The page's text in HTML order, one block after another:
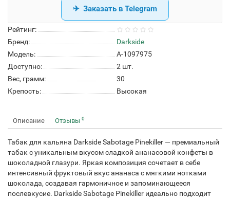
Рейтинг:
Бренд:
Darkside
Модель:
A-1097975
Доступно:
2 шт.
Вес, грамм:
30
Крепость:
Высокая
Заказать в Telegram
Описание Отзывы 0
Табак для кальяна Darkside Sabotage Pinekiller — премиальный
табак с уникальным вкусом сладкой ананасовой конфеты в
шоколадной глазури. Яркая композиция сочетает в себе
интенсивный фруктовый вкус ананаса с мягкими нотками
шоколада, создавая гармоничное и запоминающееся
послевкусие. Darkside Sabotage Pinekiller идеально подходит